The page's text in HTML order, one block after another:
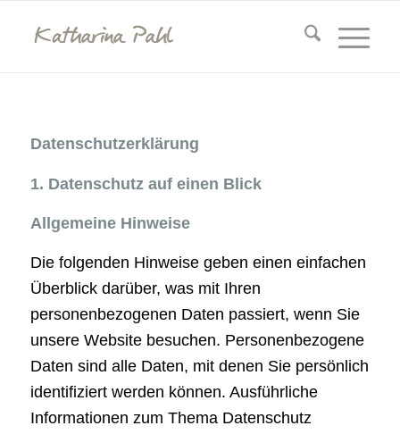
Datenschutzerklärung
1. Datenschutz auf einen Blick
Allgemeine Hinweise
Die folgenden Hinweise geben einen einfachen
Überblick darüber, was mit Ihren
personenbezogenen Daten passiert, wenn Sie
unsere Website besuchen. Personenbezogene
Daten sind alle Daten, mit denen Sie persönlich
identifiziert werden können. Ausführliche
Informationen zum Thema Datenschutz